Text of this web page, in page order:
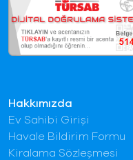
Hakkımızda
Ev Sahibi Girişi
Havale Bildirim Formu
Kiralama Sözleşmesi